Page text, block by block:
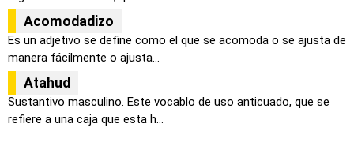
Acomodadizo
Es un adjetivo se define como el que se acomoda o se ajusta de
manera fácilmente o ajusta...
Atahud
Sustantivo masculino. Este vocablo de uso anticuado, que se
refiere a una caja que esta h...